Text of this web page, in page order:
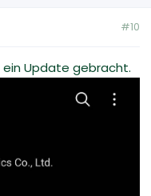
#10
Update gebracht.